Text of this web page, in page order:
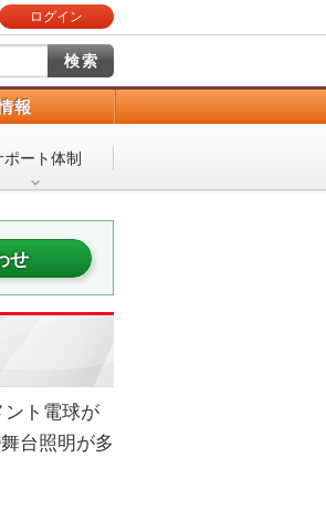
ログイン
報
ポート体制
せ
ント電球が
台照明が多